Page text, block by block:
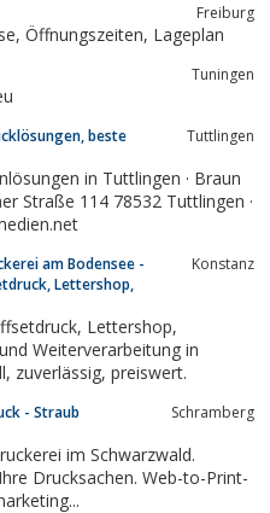
kopien
Freiburg
Kopierladen Kapp Freiburg - Preise, Öffnungszeiten, Lageplan
Tuningen
beste
Tuttlingen
in Tuttlingen · Braun
Straße 114 78532 Tuttlingen ·
am Bodensee -
Lettershop,
Konstanz
Konstanz am Bodensee – schnell, zuverlässig, preiswert.
- Straub
Schramberg
im Schwarzwald.
Drucksachen. Web-to-Print-
Direktmarketing...